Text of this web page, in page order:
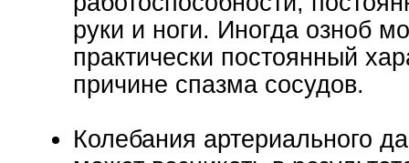
руки и ноги. Иногда озноб
практически постоянный
причине спазма сосудов.
Колебания артериального